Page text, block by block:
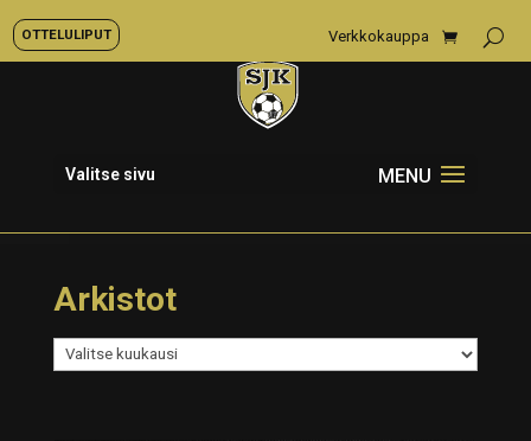
OTTELULIPUT Verkkokauppa
Valitse sivu
Arkistot
Arkistot